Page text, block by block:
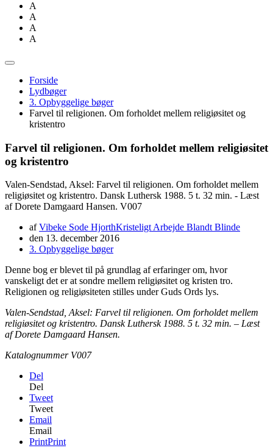
A
A
A
A
Forside
Lydbøger
3. Opbyggelige bøger
Farvel til religionen. Om forholdet mellem religiøsitet og
kristentro
Farvel til religionen. Om forholdet mellem religiøsitet
og kristentro
Valen-Sendstad, Aksel: Farvel til religionen. Om forholdet mellem
religiøsitet og kristentro. Dansk Luthersk 1988. 5 t. 32 min. - Læst
af Dorete Damgaard Hansen. V007
af Vibeke Sode HjorthKristeligt Arbejde Blandt Blinde
den 13. december 2016
3. Opbyggelige bøger
Denne bog er blevet til på grundlag af erfaringer om, hvor
vanskeligt det er at sondre mellem religiøsitet og kristen tro.
Religionen og religiøsiteten stilles under Guds Ords lys.
Valen-Sendstad, Aksel: Farvel til religionen. Om forholdet mellem
religiøsitet og kristentro. Dansk Luthersk 1988. 5 t. 32 min. – Læst
af Dorete Damgaard Hansen.
Katalognummer V007
Del
Del
Tweet
Tweet
Email
Email
PrintPrint